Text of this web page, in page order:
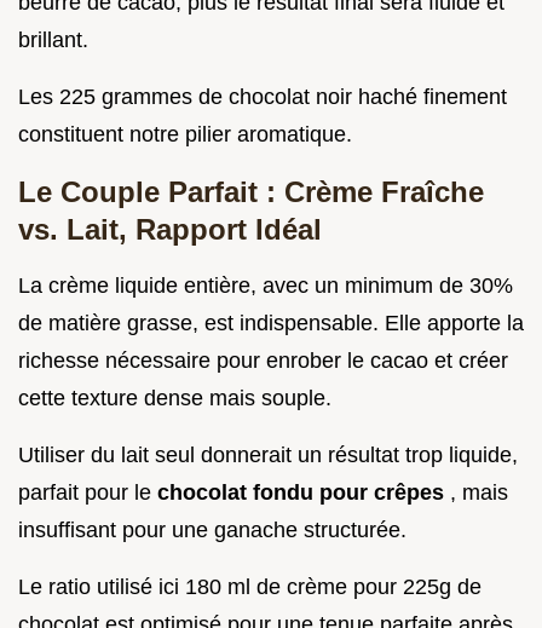
brillant.
Les 225 grammes de chocolat noir haché finement
constituent notre pilier aromatique.
Le Couple Parfait : Crème Fraîche
vs. Lait, Rapport Idéal
La crème liquide entière, avec un minimum de 30%
de matière grasse, est indispensable. Elle apporte la
richesse nécessaire pour enrober le cacao et créer
cette texture dense mais souple.
Utiliser du lait seul donnerait un résultat trop liquide,
parfait pour le chocolat fondu pour crêpes , mais
insuffisant pour une ganache structurée.
Le ratio utilisé ici 180 ml de crème pour 225g de